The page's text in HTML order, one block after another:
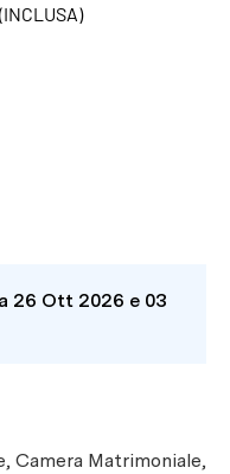
26 Ott 2026 e 03
Camera Matrimoniale,